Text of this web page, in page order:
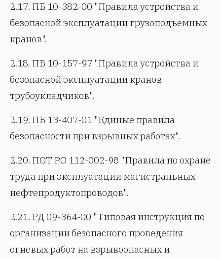
2.17. ПБ 10-382-00 "Правила устройства и
безопасной эксплуатации грузоподъемных
кранов".
2.18. ПБ 10-157-97 "Правила устройства и
безопасной эксплуатации кранов-
трубоукладчиков".
2.19. ПБ 13-407-01 "Единые правила
безопасности при взрывных работах".
2.20. ПОТ РО 112-002-98 "Правила по охране
труда при эксплуатации магистральных
нефтепродуктопроводов".
2.21. РД 09-364-00 "Типовая инструкция по
организации безопасного проведения
огневых работ на взрывоопасных и